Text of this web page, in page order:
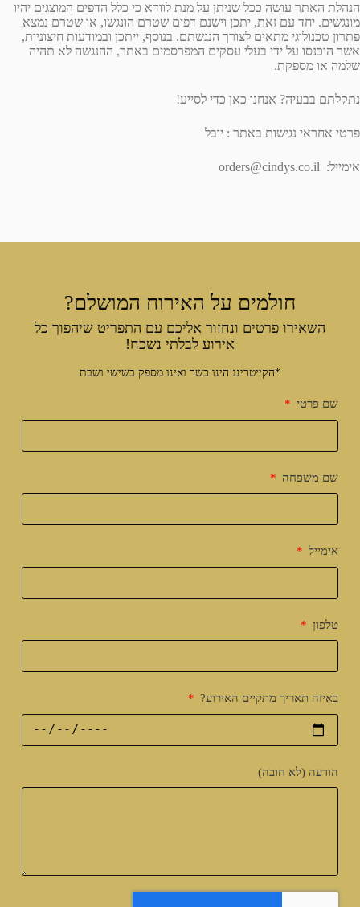
הנהלת האתר עושה ככל שניתן על מנת לוודא כי כלל הדפים המוצגים יהיו
מונגשים. יחד עם זאת, יתכן וישנם דפים שטרם הונגשו, או שטרם נמצא
פתרון טכנולוגי מתאים לצורך הנגשתם. בנוסף, ייתכן ובמודעות חיצוניות,
אשר הוכנסו על ידי בעלי עסקים המפרסמים באתר, ההנגשה לא תהיה
שלמה או מספקת.
נתקלתם בבעיה? אנחנו כאן כדי לסייע!
פרטי אחראי נגישות באתר : יובל
אימייל: orders@cindys.co.il
חולמים על האירוח המושלם?
השאירו פרטים ונחזור אליכם עם התפריט שיהפוך כל
אירוע לבלתי נשכח!
*הקייטרינג הינו כשר ואינו מספק בשישי ושבת
שם פרטי
שם משפחה
אימייל
טלפון
באיזה תאריך מתקיים האירוע?
הודעה (לא חובה)